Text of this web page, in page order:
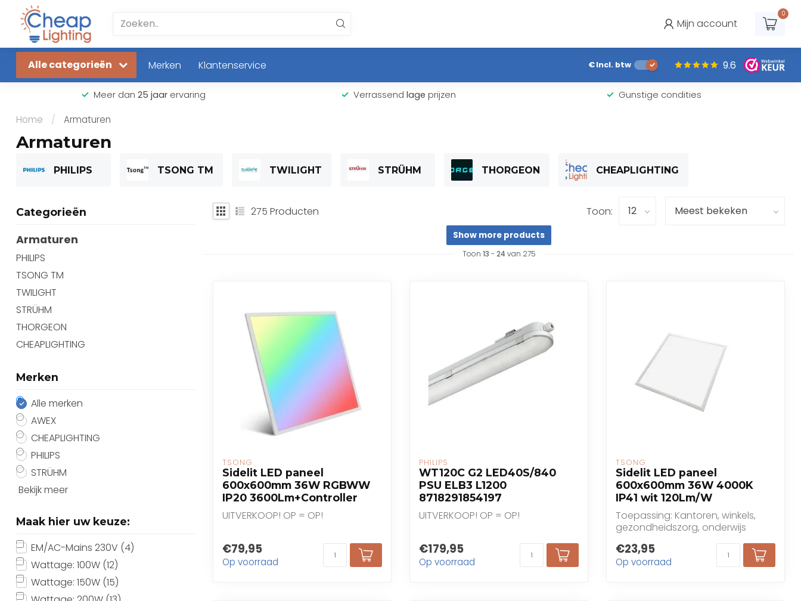
Mijn account
0
Alle categorieën Merken Klantenservice €Incl. btw 9.6
Meer dan 25 jaar ervaring Verrassend lage prijzen Gunstige condities
Home / Armaturen
Armaturen
PHILIPS TSONG TM TWILIGHT STRÜHM THORGEON CHEAPLIGHTING
Categorieën
Armaturen
PHILIPS
TSONG TM
TWILIGHT
STRÜHM
THORGEON
CHEAPLIGHTING
Merken
Alle merken
AWEX
CHEAPLIGHTING
PHILIPS
STRÜHM
Bekijk meer
Maak hier uw keuze:
EM/AC-Mains 230V (4)
Wattage: 100W (12)
Wattage: 150W (15)
275 Producten Toon:
Show more products
Toon 13 - 24van 275
TSONG
Sidelit LED paneel
600x600mm 36W RGBWW
IP20 3600Lm+Controller
UITVERKOOP! OP = OP!
€79,95
Op voorraad
PHILIPS
WT120C G2 LED40S/840
PSU ELB3 L1200
8718291854197
UITVERKOOP! OP = OP!
€179,95
Op voorraad
TSONG
Sidelit LED paneel
600x600mm 36W 4000K
IP41 wit 120Lm/W
Toepassing: Kantoren, winkels,
gezondheidszorg, onderwijs
€23,95
Op voorraad